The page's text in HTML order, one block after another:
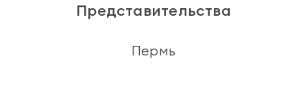
Представительства
Пермь